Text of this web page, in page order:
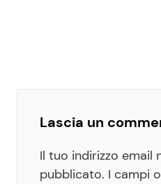
Lascia un
Il tuo indirizzo email
pubblicato. I campi